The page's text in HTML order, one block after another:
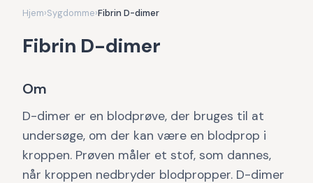
Hjem›Sygdomme›Fibrin D-dimer
Fibrin D-dimer
Om
D-dimer er en blodprøve, der bruges til at
undersøge, om der kan være en blodprop i
kroppen. Prøven måler et stof, som dannes,
når kroppen nedbryder blodpropper. D-dimer